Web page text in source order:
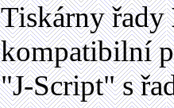
Tiskárny řady
kompatibilní
"J-Script" s